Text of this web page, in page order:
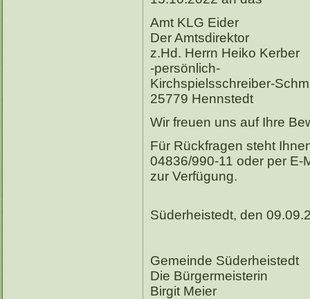
Amt KLG Eider
Der Amtsdirektor
z.Hd. Herrn Heiko Kerber
-persönlich-
Kirchspielsschreiber-
25779 Hennstedt
Wir freuen uns auf Ihre
Für Rückfragen steht
04836/990-11 oder per E-
zur Verfügung.
Süderheistedt, den
Gemeinde Süderheistedt
Die Bürgermeisterin
Birgit Meier